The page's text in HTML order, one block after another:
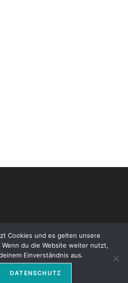
Impressum
Cookies und es gelten unsere
du die Website weiter nutzt,
Einverständnis aus.
DATENSCHUTZ